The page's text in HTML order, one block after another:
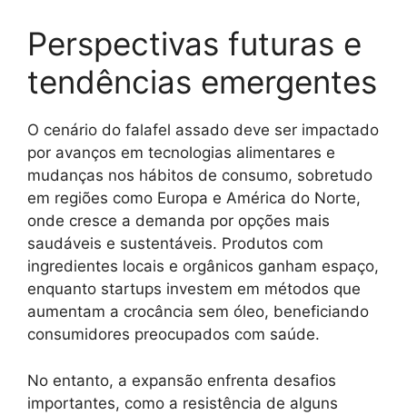
Perspectivas futuras e
tendências emergentes
O cenário do falafel assado deve ser impactado
por avanços em tecnologias alimentares e
mudanças nos hábitos de consumo, sobretudo
em regiões como Europa e América do Norte,
onde cresce a demanda por opções mais
saudáveis e sustentáveis. Produtos com
ingredientes locais e orgânicos ganham espaço,
enquanto startups investem em métodos que
aumentam a crocância sem óleo, beneficiando
consumidores preocupados com saúde.
No entanto, a expansão enfrenta desafios
importantes, como a resistência de alguns